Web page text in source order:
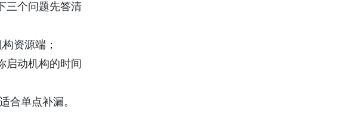
三个问题先答清
资源端；
动机构的时间
单点补漏。